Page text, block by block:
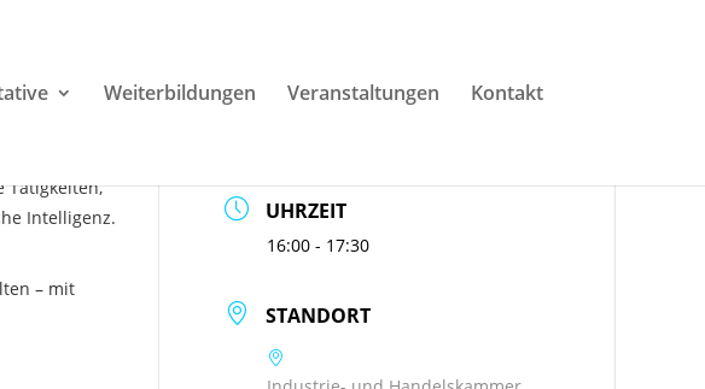
Weiterbildungen Veranstaltungen Kontakt
Tätigkeiten,
Intelligenz.
– mit
DATUM
29.09.2025
UHRZEIT
16:00 - 17:30
STANDORT